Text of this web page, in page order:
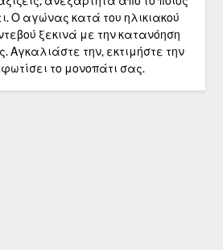
Ο αγώνας κατά του ηλικιακού
ξεκινά με την κατανόηση
Αγκαλιάστε την, εκτιμήστε την
το μονοπάτι σας.